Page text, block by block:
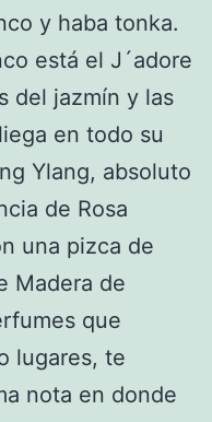
y haba tonka.
está el J´adore
del jazmín y las
en todo su
Ylang, absoluto
de Rosa
una pizca de
Madera de
que
lugares, te
nota en donde